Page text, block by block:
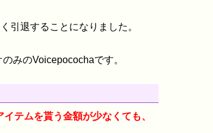
引退することになりました。
みのVoicepocochaです。
テムを貰う金額が少なくても、